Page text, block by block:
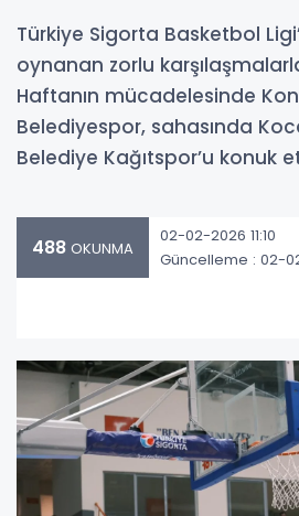
Türkiye Sigorta Basketbol
oynanan zorlu
Haftanın mücadelesinde
Belediyespor, sahasında
Belediye Kağıtspor’u konuk
488 OKUNMA
02-02-2026 11:10
Güncelleme : 02-